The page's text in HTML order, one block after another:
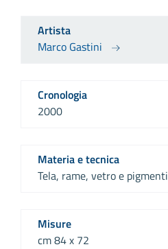
Artista
Marco Gastini
Cronologia
2000
Materia e tecnica
Tela, rame, vetro e pigmenti
Misure
cm 84 x 72